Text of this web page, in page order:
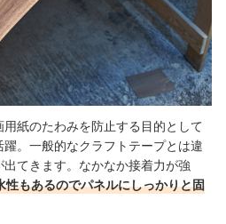
紙のたわみを防止する目的として
。一般的なクラフトテープとは違
てきます。なかなか接着力が強
性もあるのでパネルにしっかりと固